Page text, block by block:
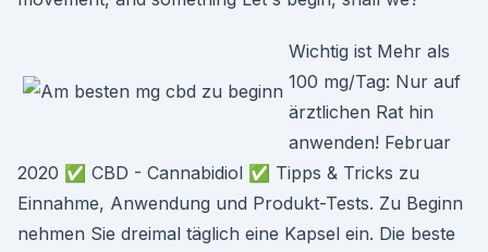
Wichtig ist Mehr als
100 mg/Tag: Nur auf
ärztlichen Rat hin
anwenden! Februar
2020 ✅ CBD - Cannabidiol ✅ Tipps & Tricks zu
Einnahme, Anwendung und Produkt-Tests. Zu Beginn
nehmen Sie dreimal täglich eine Kapsel ein. Die beste